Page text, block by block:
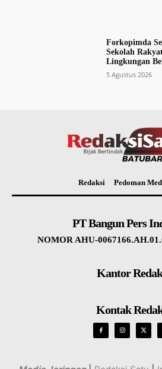
Forkopimda
Sekolah
Lingkungan
5 Agustus 2026
Redaksi Pedoman
PT Bangun Pers
NOMOR AHU-
Kantor
Kontak